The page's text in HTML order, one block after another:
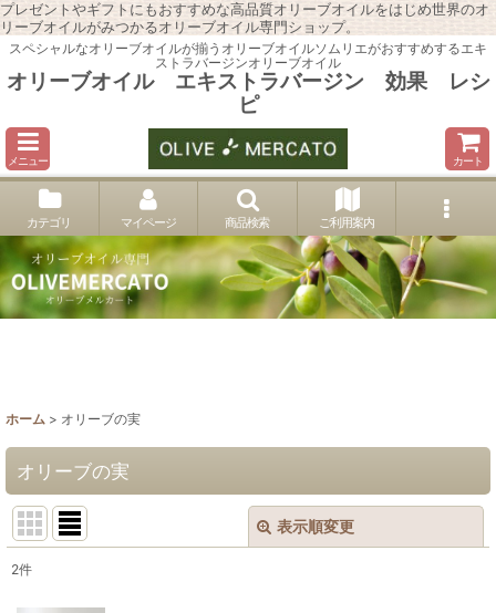
プレゼントやギフトにもおすすめな高品質オリーブオイルをはじめ世界のオ
リーブオイルがみつかるオリーブオイル専門ショップ。
スペシャルなオリーブオイルが揃うオリーブオイルソムリエがおすすめするエキ
ストラバージンオリーブオイル
オリーブオイル エキストラバージン 効果 レシ
ピ
メニュー カート
カテゴリ マイページ 商品検索 ご利用案内
ホーム > オリーブの実
オリーブの実
表示順変更
2件